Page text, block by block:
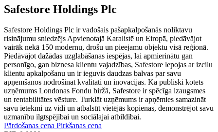
Safestore Holdings Plc
Safestore Holdings Plc ir vadošais pašapkalpošanās noliktavu
risinājumu sniedzējs Apvienotajā Karalistē un Eiropā, piedāvājot
vairāk nekā 150 modernu, drošu un pieejamu objektu visā reģionā.
Piedāvājot dažādas uzglabāšanas iespējas, lai apmierinātu gan
personīgo, gan biznesa klientu vajadzības, Safestore lepojas ar izcilu
klientu apkalpošanu un ir ieguvis daudzas balvas par savu
apņemšanos nodrošināt kvalitāti un inovācijas. Kā publiski kotēts
uzņēmums Londonas Fondu biržā, Safestore ir spēcīga izaugsmes
un rentabilitātes vēsture. Turklāt uzņēmums ir apņēmies samazināt
savu ietekmi uz vidi un atbalstīt vietējās kopienas, demonstrējot savu
uzmanību ilgtspējībai un sociālajai atbildībai.
Pārdošanas cena Pirkšanas cena